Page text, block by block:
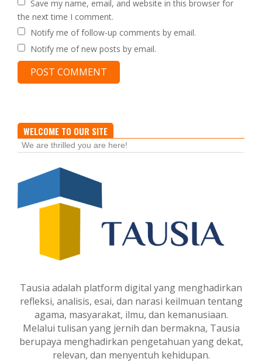
Save my name, email, and website in this browser for
the next time I comment.
Notify me of follow-up comments by email.
Notify me of new posts by email.
WELCOME TO OUR SITE
We are thrilled you are here!
Tausia adalah platform digital yang menghadirkan
refleksi, analisis, esai, dan narasi keilmuan tentang
agama, masyarakat, ilmu, dan kemanusiaan.
Melalui tulisan yang jernih dan bermakna, Tausia
berupaya menghadirkan pengetahuan yang dekat,
relevan, dan menyentuh kehidupan.